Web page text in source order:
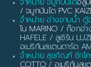
/ จมูกบันได PVC
จำหน่าย อ่างอาบน้ำ
โน MARINO / ก๊อกอ่า
HAFELE / ลูเซิร์น
อเมริกันสแตนดาร์ด
จำหน่าย สุขภัณฑ์ ชักโค
COTTO / อเมริกันสแ